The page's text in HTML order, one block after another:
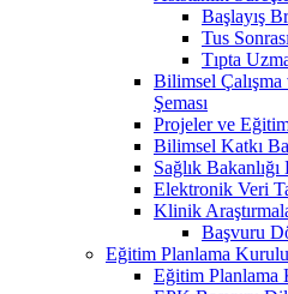
Başlayış
Tus
Tıpta
Bilimsel Çalışma
Şeması
Projeler ve
Bilimsel Katkı
Sağlık
Elektronik Veri
Klinik
Başvuru
Eğitim Planlama
Eğitim Planlama